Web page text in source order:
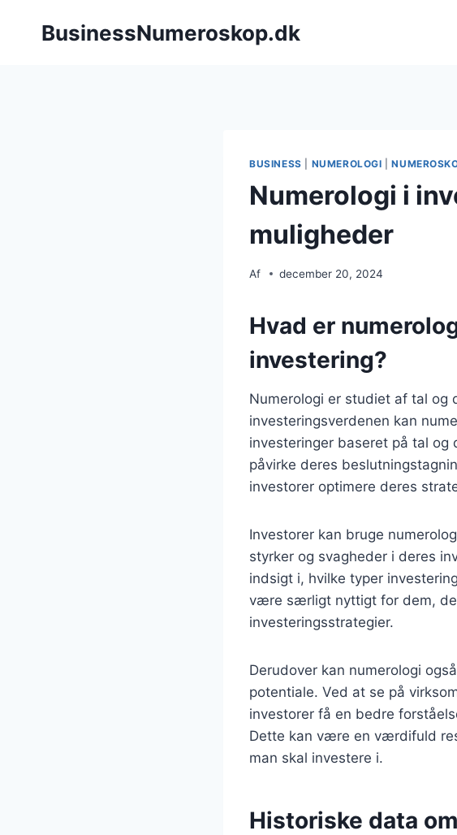
BusinessNumeroskop.dk
BUSINESS NUMEROLOGI |
Numerologi i
muligheder
Af december 20, 2024
Hvad er
investering?
Numerologi er studiet af tal og
investeringsverdenen kan
investeringer baseret på tal og
påvirke deres
investorer optimere deres
Investorer kan bruge
styrker og svagheder i deres
indsigt i, hvilke typer
være særligt nyttigt for dem,
investeringsstrategier.
Derudover kan numerologi
potentiale. Ved at se på
investorer få en bedre
Dette kan være en værdifuld
man skal investere i.
Historiske data